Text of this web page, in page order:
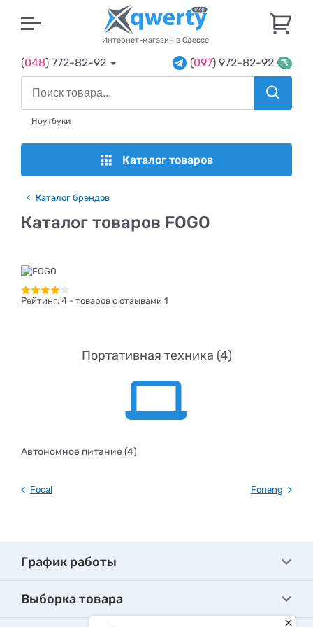
Интернет-магазин в Одессе
(048) 772-82-92 (097) 972-82-92
Ноутбуки
Каталог товаров
Каталог брендов
Каталог товаров FOGO
Рейтинг: 4 - товаров с отзывами 1
Портативная техника (4)
Автономное питание (4)
Focal Foneng
График работы
Выборка товара